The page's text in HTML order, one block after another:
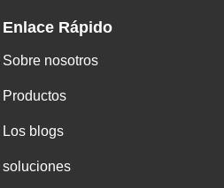
Enlace Rápido
Sobre nosotros
Productos
Los blogs
soluciones